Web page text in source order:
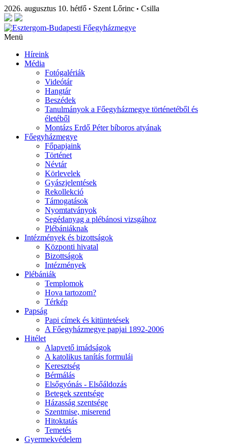
2026. augusztus 10. hétfő • Szent Lőrinc • Csilla
Menü
Híreink
Média
Fotógalériák
Videótár
Hangtár
Beszédek
Tanulmányok a Főegyházmegye történetéből és
életéből
Montázs Erdő Péter bíboros atyának
Főegyházmegye
Főpapjaink
Történet
Névtár
Körlevelek
Gyászjelentések
Rekollekció
Támogatások
Nyomtatványok
Segédanyag a plébánosi vizsgához
Plébániáknak
Intézmények és bizottságok
Központi hivatal
Bizottságok
Intézmények
Plébániák
Templomok
Hova tartozom?
Térkép
Papság
Papi címek és kitüntetések
A Főegyházmegye papjai 1892-2006
Hitélet
Alapvető imádságok
A katolikus tanítás formulái
Keresztség
Bérmálás
Elsőgyónás - Elsőáldozás
Betegek szentsége
Házasság szentsége
Szentmise, miserend
Hitoktatás
Temetés
Gyermekvédelem